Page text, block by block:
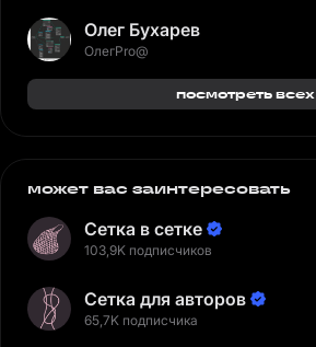
Олег Бухарев
ОлегPro@
посмотреть всех
может вас заинтересовать
Сетка в сетке
103,9K подписчиков
Сетка для авторов
65,7K подписчика